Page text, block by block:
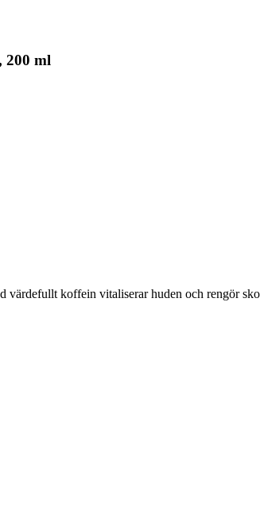
200 ml
koffein vitaliserar huden och rengör